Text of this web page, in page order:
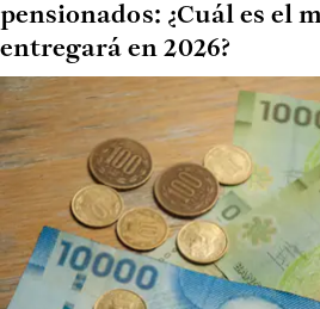
pensionados: ¿Cuál es el
entregará en 2026?